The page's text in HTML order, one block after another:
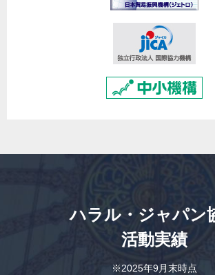
ハラル・ジャパン
活動実績
※2025年9月末時点